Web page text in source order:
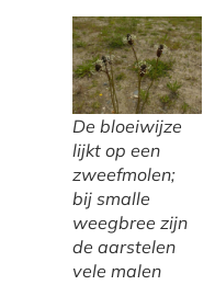
De bloeiwijze
lijkt op een
zweefmolen;
bij smalle
weegbree zijn
de aarstelen
vele malen